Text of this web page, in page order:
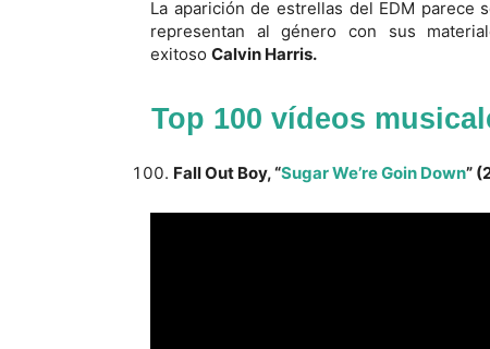
La aparición de estrellas del EDM parece
representan al género con sus
exitoso Calvin Harris.
Top 100 vídeos
Fall Out Boy, “Sugar We’re Goin Down”